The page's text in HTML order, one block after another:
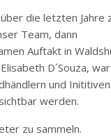
die letzten Jahre
Team, dann
Auftakt in
D´Souza, war
und Inititiven
werden.
zu sammeln.